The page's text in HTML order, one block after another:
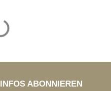
INFOS ABONNIEREN